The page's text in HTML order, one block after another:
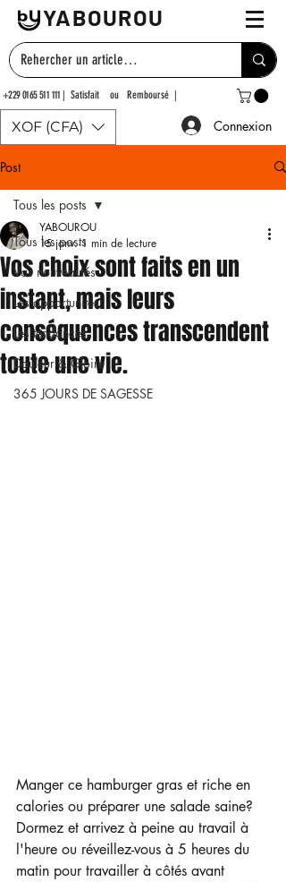
YABOUROU
+229 0165 511 111 | Satisfait ou Remboursé |
XOF (CFA) Connexion
Post
Tous les posts
Vos nouveautés
Les opportunités
Les tendances
Douleur & Gloire
365 JOURS DE SAGESSE
Tous les posts
Vos choix sont faits en un
instant, mais leurs
conséquences transcendent
toute une vie.
YABOUROU
15 janv. 1 min de lecture
Manger ce hamburger gras et riche en
calories ou préparer une salade saine?
Dormez et arrivez à peine au travail à
l'heure ou réveillez-vous à 5 heures du
matin pour travailler à côtés avant